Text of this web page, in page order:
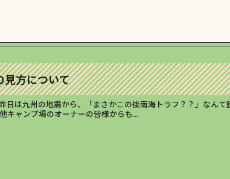
見方について
日は九州の地震から、「まさかこの後南海トラフ？？」なん
キャンプ場のオーナーの皆様からも...